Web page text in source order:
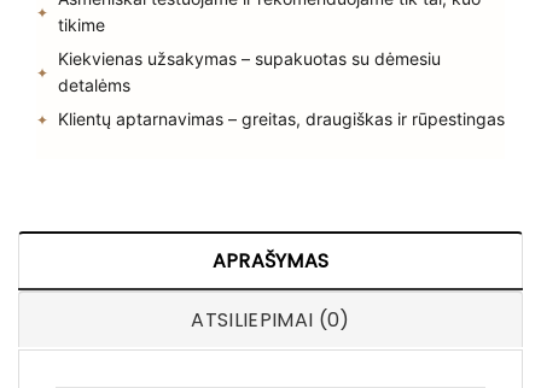
tikime
Kiekvienas užsakymas – supakuotas su dėmesiu
detalėms
Klientų aptarnavimas – greitas, draugiškas ir rūpestingas
APRAŠYMAS
ATSILIEPIMAI (0)